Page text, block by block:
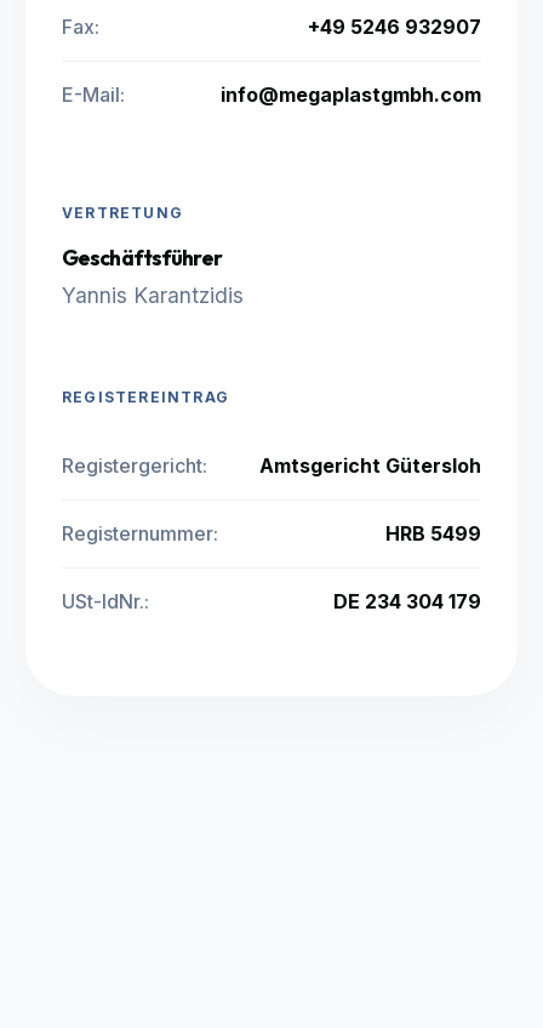
Fax: +49 5246 932907
E-Mail: info@megaplastgmbh.com
VERTRETUNG
Geschäftsführer
Yannis Karantzidis
REGISTEREINTRAG
Registergericht: Amtsgericht Gütersloh
Registernummer: HRB 5499
USt-IdNr.: DE 234 304 179